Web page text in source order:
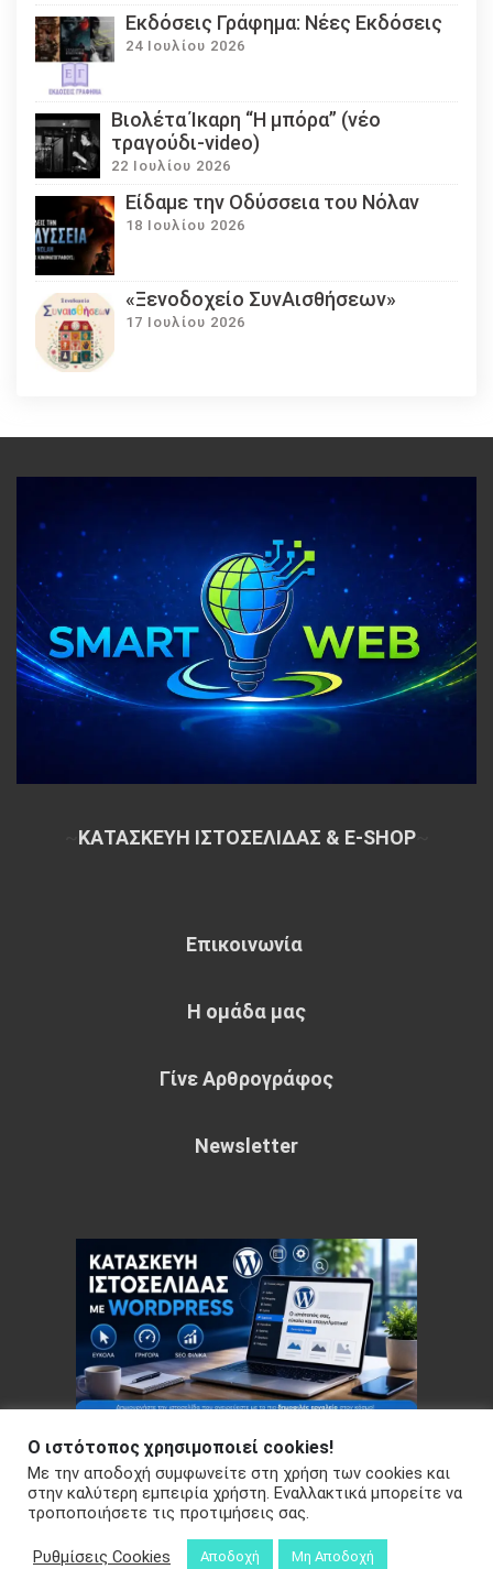
Εκδόσεις Γράφημα: Νέες Εκδόσεις
24 Ιουλίου 2026
Βιολέτα Ίκαρη “Η μπόρα” (νέο
τραγούδι-video)
22 Ιουλίου 2026
Eίδαμε την Οδύσσεια του Νόλαν
18 Ιουλίου 2026
«Ξενοδοχείο ΣυνΑισθήσεων»
17 Ιουλίου 2026
ΚΑΤΑΣΚΕΥΗ ΙΣΤΟΣΕΛΙΔΑΣ & E-SHOP~
Επικοινωνία
Η ομάδα μας
Γίνε Αρθρογράφος
Newsletter
Copyright © 2026 Your e-articles - WordPress Theme : by
Sparkle Themes Πολιτική Απορρήτου
Ο ιστότοπος χρησιμοποιεί cookies!
Με την αποδοχή συμφωνείτε στη χρήση των cookies και
στην καλύτερη εμπειρία χρήστη. Εναλλακτικά μπορείτε να
τροποποιήσετε τις προτιμήσεις σας.
Ρυθμίσεις Cookies Αποδοχή Μη Αποδοχή